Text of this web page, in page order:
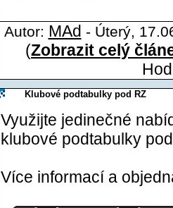
Autor: MAd - Úterý,
(Zobrazit celý
Klubové podtabulky pod RZ
Využijte jedinečné
klubové podtabulky
Více informací a